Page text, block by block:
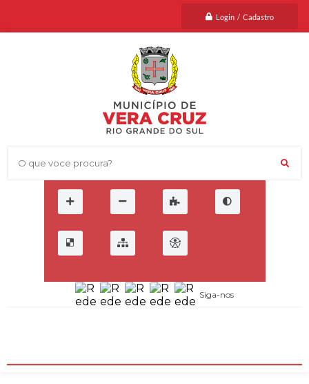
Login / Cadastro
O que voce procura?
Siga-nos